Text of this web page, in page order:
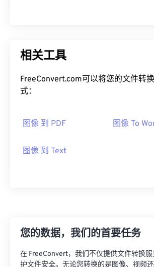
相关工具
FreeConvert.com可以将您的文件转
式：
图像 到 PDF 图像 To
图像 到 Text
您的数据，我们的首要任务
在 FreeConvert，我们不仅提供文件转换
护文件安全。无论您转换的是图像、视频